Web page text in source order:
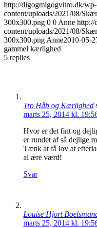
http://digogmigogvitro.dk/wp-
content/uploads/2021/08/
300x300.png 0 0 Anne http://
content/uploads/2021/08/
300x300.png Anne2010-05-
gammel kærlighed
5 replies
Tro Håb og Kærlighed
marts 25, 2014 kl.
Hvor er det fint og
er rundet af så dejlige
Tænk at få lov at
al ære værd!
Svar
Louise Hjort
marts 25, 2014 kl.